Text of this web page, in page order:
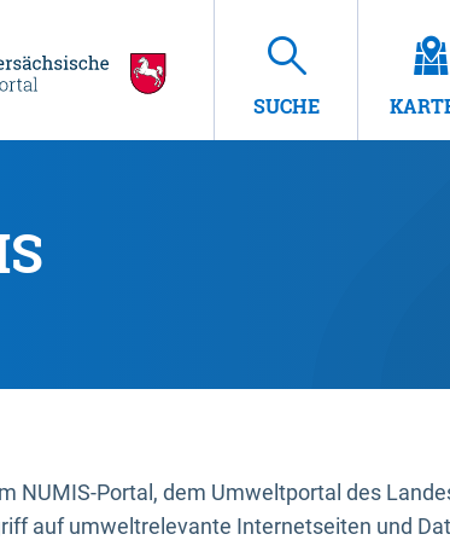
SUCHE
NUMIS-Portal, dem Umweltportal des
auf umweltrelevante Internetseiten und